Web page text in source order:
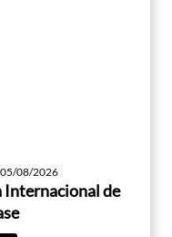
05/08/2026
Internacional de